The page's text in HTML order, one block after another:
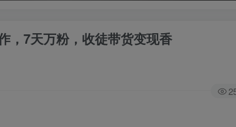
，7天万粉，收徒带货变现香